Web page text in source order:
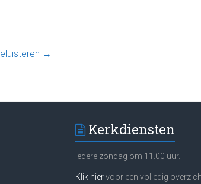
→
Kerkdiensten
Iedere zondag om 11.00 uur.
Klik hiervoor een volledig